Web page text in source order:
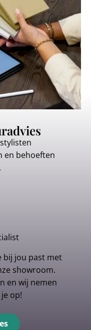
en behoeften
bij jou past met
showroom.
en wij nemen
op!